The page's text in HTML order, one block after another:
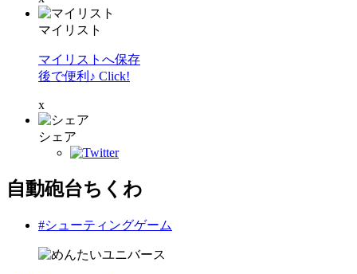
マイリスト
マイリストへ保存
後で便利♪ Click!
x
シェア
自動砲台ちくわ
#シューティングゲーム